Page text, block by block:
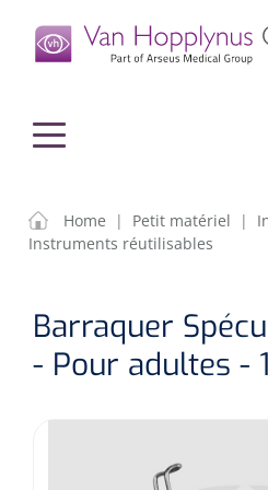
Equipement chirurgical
Diagnostic
Petit matériel
OPTIONS
RÉSULTATS
Home | Petit matériel |
Instruments réutilisables
Barraquer
- Pour adultes -